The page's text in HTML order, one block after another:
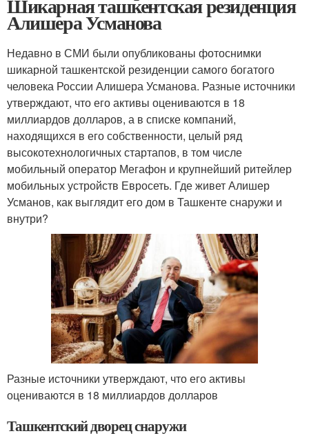
Шикарная ташкентская резиденция
Алишера Усманова
Недавно в СМИ были опубликованы фотоснимки
шикарной ташкентской резиденции самого богатого
человека России Алишера Усманова. Разные источники
утверждают, что его активы оцениваются в 18
миллиардов долларов, а в списке компаний,
находящихся в его собственности, целый ряд
высокотехнологичных стартапов, в том числе
мобильный оператор Мегафон и крупнейший ритейлер
мобильных устройств Евросеть. Где живет Алишер
Усманов, как выглядит его дом в Ташкенте снаружи и
внутри?
Разные источники утверждают, что его активы
оцениваются в 18 миллиардов долларов
Ташкентский дворец снаружи